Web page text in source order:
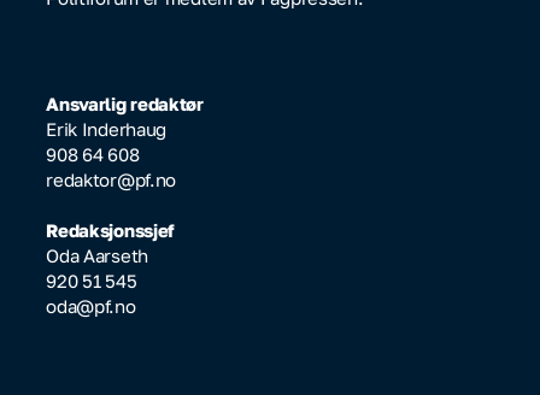
Ansvarlig redaktør
Erik Inderhaug
908 64 608
redaktor@pf.no
Redaksjonssjef
Oda Aarseth
920 51 545
oda@pf.no